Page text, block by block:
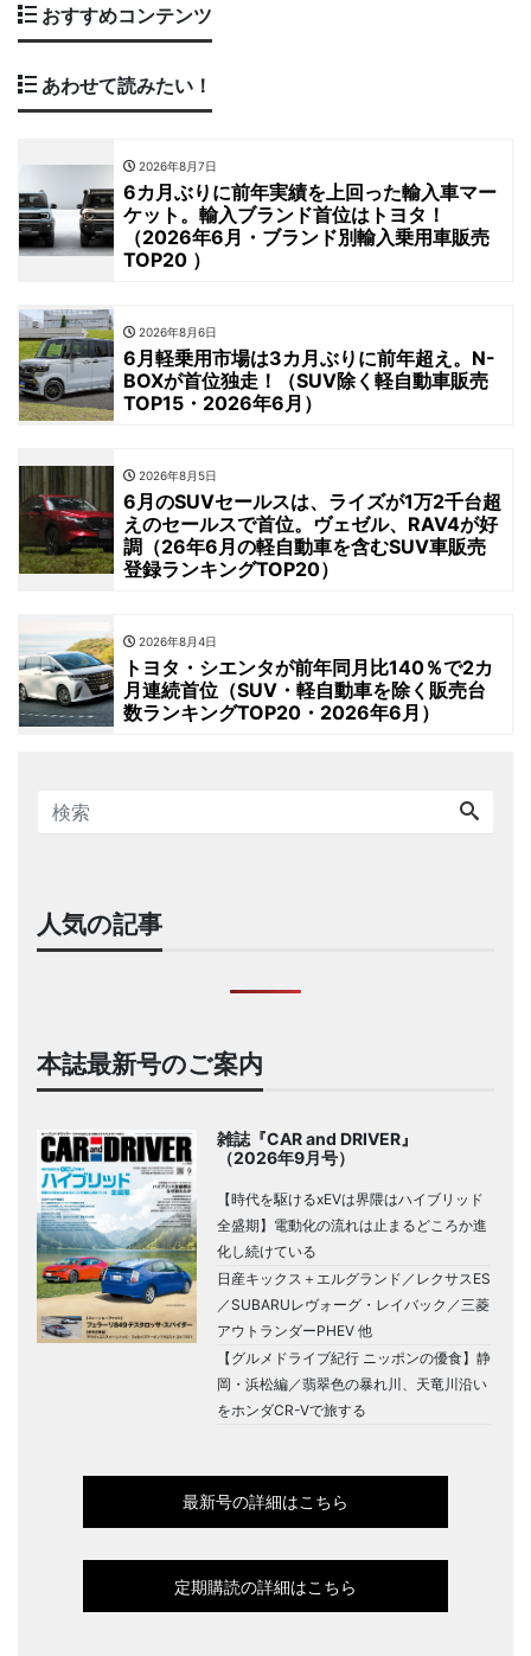
おすすめコンテンツ
あわせて読みたい！
2026年8月7日
6カ月ぶりに前年実績を上回った輸入車マー
ケット。輸入ブランド首位はトヨタ！
（2026年6月・ブランド別輸入乗用車販売
TOP20 ）
2026年8月6日
6月軽乗用市場は3カ月ぶりに前年超え。N-
BOXが首位独走！（SUV除く軽自動車販売
TOP15・2026年6月）
2026年8月5日
6月のSUVセールスは、ライズが1万2千台超
えのセールスで首位。ヴェゼル、RAV4が好
調（26年6月の軽自動車を含むSUV車販売
登録ランキングTOP20）
2026年8月4日
トヨタ・シエンタが前年同月比140％で2カ
月連続首位（SUV・軽自動車を除く販売台
数ランキングTOP20・2026年6月）
人気の記事
本誌最新号のご案内
雑誌『CAR and DRIVER』
（2026年9月号）
【時代を駆けるxEVは界隈はハイブリッド
全盛期】電動化の流れは止まるどころか進
化し続けている
日産キックス＋エルグランド／レクサスES
／SUBARUレヴォーグ・レイバック／三菱
アウトランダーPHEV 他
【グルメドライブ紀行 ニッポンの優食】静
岡・浜松編／翡翠色の暴れ川、天竜川沿い
をホンダCR-Vで旅する
最新号の詳細はこちら
定期購読の詳細はこちら